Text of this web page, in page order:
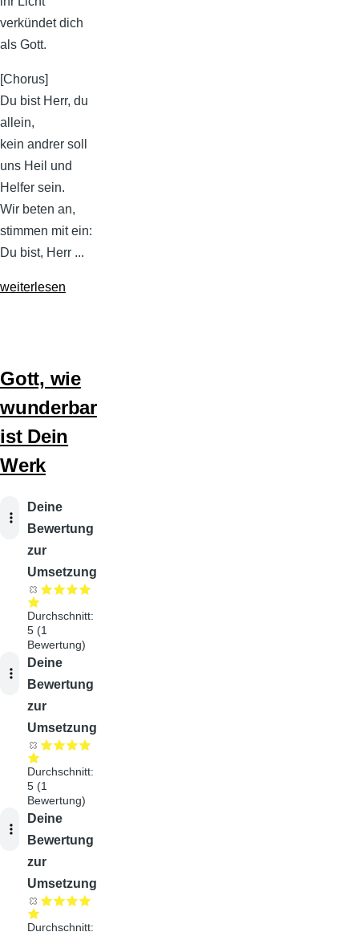
verkündet dich
als Gott.
[Chorus]
Du bist Herr, du
allein,
kein andrer soll
uns Heil und
Helfer sein.
Wir beten an,
stimmen mit ein:
Du bist, Herr ...
weiterlesen
Gott, wie
wunderbar
ist Dein
Werk
Audiodatei
Deine
Bewertung
zur
Umsetzung
Durchschnitt:
5 (1
Bewertung)
Audiodatei
Deine
Bewertung
zur
Umsetzung
Durchschnitt:
5 (1
Bewertung)
Audiodatei
Deine
Bewertung
zur
Umsetzung
Durchschnitt: